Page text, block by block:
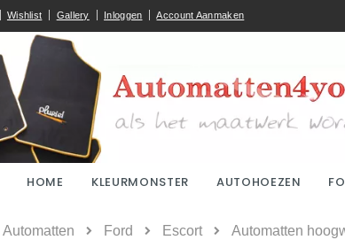
Wishlist Gallery Inloggen Account Aanmaken
HOME KLEURMONSTER AUTOHOEZEN
Automatten Ford Escort Automatten